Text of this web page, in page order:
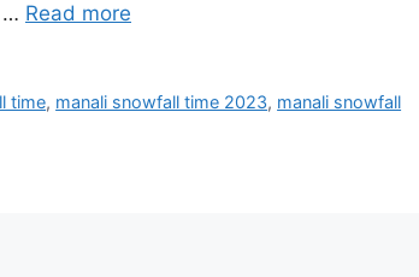
… Read more
time, manali snowfall time 2023, manali snowfall